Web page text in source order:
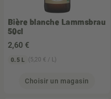
Bière blanche Lammsbrau
50cl
2,60 €
0.5 L (5,20 € / L)
Choisir un magasin